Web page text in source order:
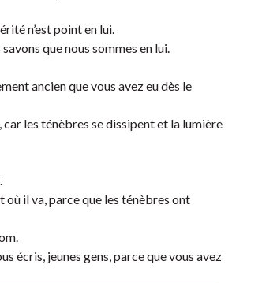
n’est point en lui.
que nous sommes en lui.
ancien que vous avez eu dès le
car les ténèbres se dissipent et la lumière
où il va, parce que les ténèbres ont
écris, jeunes gens, parce que vous avez